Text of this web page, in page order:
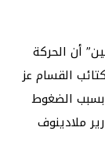
أن الحركة
القسام عز
بسبب الضغوط
ملادينوف